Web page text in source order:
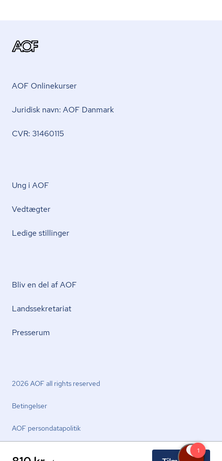
AOF Onlinekurser
Juridisk navn: AOF Danmark
CVR: 31460115
Ung i AOF
Vedtægter
Ledige stillinger
Bliv en del af AOF
Lands­se­kre­ta­ri­at
Presserum
2026 AOF all rights reserved
Betingelser
AOF per­son­da­ta­po­li­tik